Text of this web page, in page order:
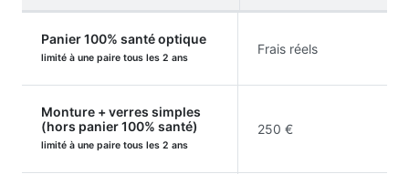
Panier 100% santé optique
limité à une paire tous les 2 ans
Frais réels
Monture + verres simples
(hors panier 100% santé)
limité à une paire tous les 2 ans
250 €